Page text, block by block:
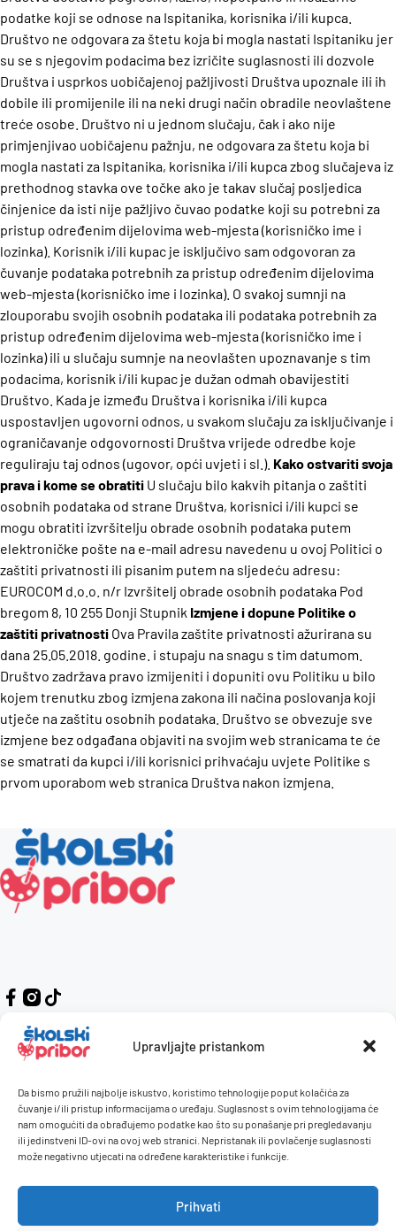
Upravljajte pristankom
Da bismo pružili najbolje iskustvo, koristimo tehnologije poput kolačića za
čuvanje i/ili pristup informacijama o uređaju. Suglasnost s ovim tehnologijama će
nam omogućiti da obrađujemo podatke kao što su ponašanje pri pregledavanju
ili jedinstveni ID-ovi na ovoj web stranici. Nepristanak ili povlačenje suglasnosti
može negativno utjecati na određene karakteristike i funkcije.
Prihvati
podatke koji se odnose na Ispitanika, korisnika i/ili kupca.
Društvo ne odgovara za štetu koja bi mogla nastati Ispitaniku jer
su se s njegovim podacima bez izričite suglasnosti ili dozvole
Društva i usprkos uobičajenoj pažljivosti Društva upoznale ili ih
dobile ili promijenile ili na neki drugi način obradile neovlaštene
treće osobe. Društvo ni u jednom slučaju, čak i ako nije
primjenjivao uobičajenu pažnju, ne odgovara za štetu koja bi
mogla nastati za Ispitanika, korisnika i/ili kupca zbog slučajeva iz
prethodnog stavka ove točke ako je takav slučaj posljedica
činjenice da isti nije pažljivo čuvao podatke koji su potrebni za
pristup određenim dijelovima web-mjesta (korisničko ime i
lozinka). Korisnik i/ili kupac je isključivo sam odgovoran za
čuvanje podataka potrebnih za pristup određenim dijelovima
web-mjesta (korisničko ime i lozinka). O svakoj sumnji na
zlouporabu svojih osobnih podataka ili podataka potrebnih za
pristup određenim dijelovima web-mjesta (korisničko ime i
lozinka) ili u slučaju sumnje na neovlašten upoznavanje s tim
podacima, korisnik i/ili kupac je dužan odmah obavijestiti
Društvo. Kada je između Društva i korisnika i/ili kupca
uspostavljen ugovorni odnos, u svakom slučaju za isključivanje i
ograničavanje odgovornosti Društva vrijede odredbe koje
reguliraju taj odnos (ugovor, opći uvjeti i sl.). Kako ostvariti svoja
prava i kome se obratiti U slučaju bilo kakvih pitanja o zaštiti
osobnih podataka od strane Društva, korisnici i/ili kupci se
mogu obratiti izvršitelju obrade osobnih podataka putem
elektroničke pošte na e-mail adresu navedenu u ovoj Politici o
zaštiti privatnosti ili pisanim putem na sljedeću adresu:
EUROCOM d.o.o. n/r Izvršitelj obrade osobnih podataka Pod
bregom 8, 10 255 Donji Stupnik Izmjene i dopune Politike o
zaštiti privatnosti Ova Pravila zaštite privatnosti ažurirana su
dana 25.05.2018. godine. i stupaju na snagu s tim datumom.
Društvo zadržava pravo izmijeniti i dopuniti ovu Politiku u bilo
kojem trenutku zbog izmjena zakona ili načina poslovanja koji
utječe na zaštitu osobnih podataka. Društvo se obvezuje sve
izmjene bez odgađana objaviti na svojim web stranicama te će
se smatrati da kupci i/ili korisnici prihvaćaju uvjete Politike s
prvom uporabom web stranica Društva nakon izmjena.
Kontakt
O nama
Naručivanje i plaćanje
Uvjeti korištenja
Pravilnik giveaway
Politika privatnosti